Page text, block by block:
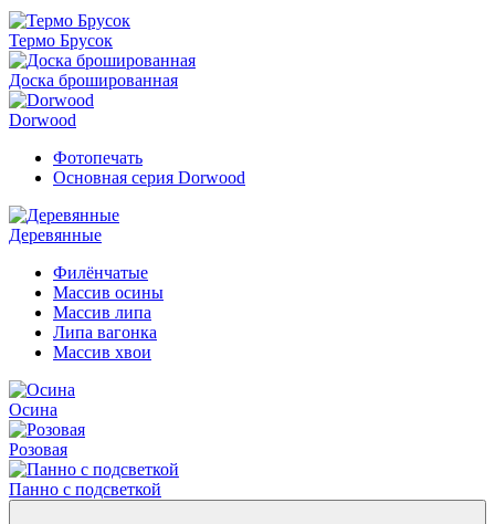
Термо Брусок
Доска брошированная
Dorwood
Фотопечать
Основная серия Dorwood
Деревянные
Филёнчатые
Массив осины
Массив липа
Липа вагонка
Массив хвои
Осина
Розовая
Панно с подсветкой